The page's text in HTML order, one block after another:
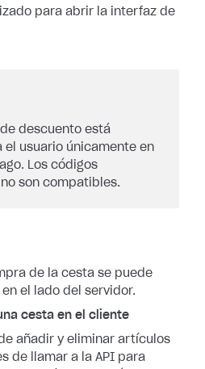
para abrir la interfaz de
descuento está
el usuario únicamente en
Los códigos
son compatibles.
de la cesta se puede
el lado del servidor.
cesta en el cliente
añadir y eliminar artículos
de llamar a la API para